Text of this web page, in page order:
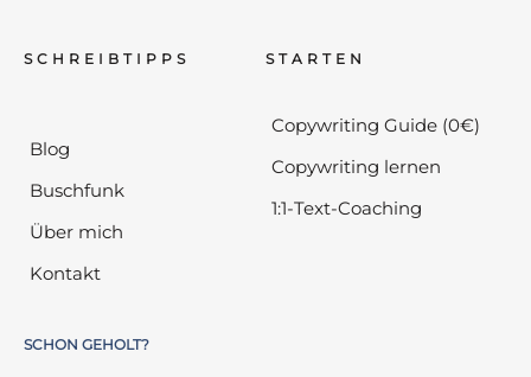
SCHREIBTIPPS
Blog
Buschfunk
Über mich
Kontakt
STARTEN
Copywriting Guide (0€)
Copywriting lernen
1:1-Text-Coaching
SCHON GEHOLT?